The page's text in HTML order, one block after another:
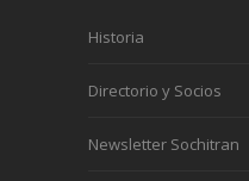
Historia
Directorio y Socios
Newsletter Sochitran